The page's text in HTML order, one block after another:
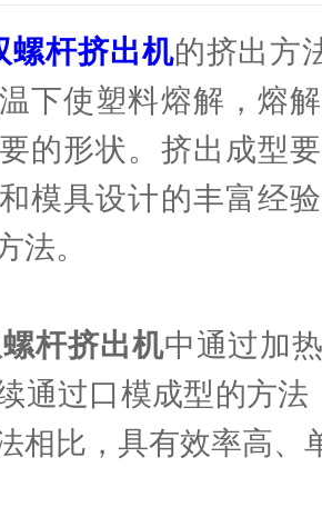
螺杆挤出机的挤出方
下使塑料熔解，熔
的形状。挤出成型
模具设计的丰富经
法。
杆挤出机中通过加
通过口模成型的方法
相比，具有效率高、